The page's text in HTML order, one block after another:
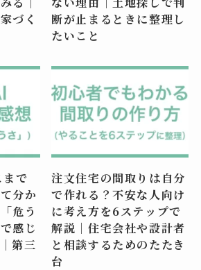
づく
断が止まるときに整理し
たいこと
で
分か
危う
感じ
第三
注文住宅の間取りは自分
で作れる？不安な人向け
に考え方を6ステップで
解説｜住宅会社や設計者
と相談するためのたたき
台